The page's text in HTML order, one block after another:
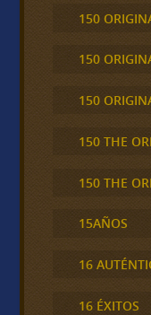
150
150
150
150 THE
150 THE
15AÑOS
16
16 ÉXITOS